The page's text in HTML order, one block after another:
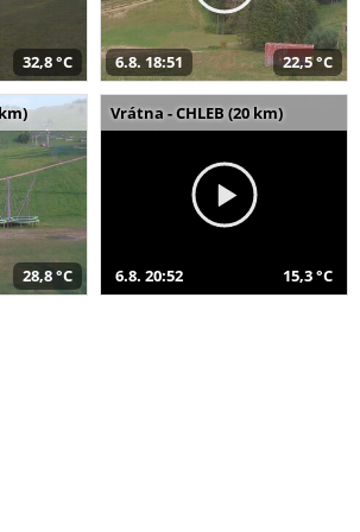
32,8 °C 6.8. 18:51 22,5 °C
28,8 °C
Vrátna - CHLEB (20 km)
6.8. 20:52 15,3 °C